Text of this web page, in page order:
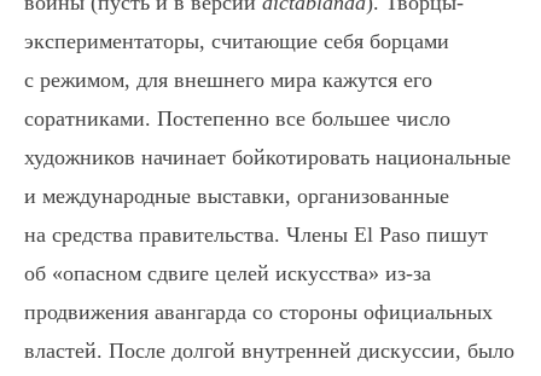
экспериментаторы, считающие себя борцами
с режимом, для внешнего мира кажутся его
соратниками. Постепенно все бoльшее число
художников начинает бойкотировать национальные
и международные выставки, организованные
на средства правительства. Члены El Paso пишут
об «опасном сдвиге целей искусства» из-за
продвижения авангарда со стороны официальных
властей. После долгой внутренней дискуссии, было